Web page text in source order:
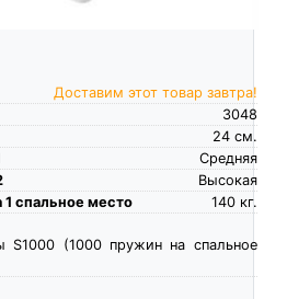
Доставим этот товар завтра!
3048
см.
24
Средняя
Высокая
спальное место
кг.
140
S1000 (1000 пружин на спальное